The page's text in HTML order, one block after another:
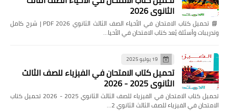
الثانوي 2026
📘 تحميل كتاب الامتحان في الأحياء الصف الثالث الثانوي 2026 PDF | شرح كامل
وتدريبات وأسئلة يُعد كتاب الامتحان في الأحيا…
19 يوليو 2025
تحميل كتاب الامتحان في الفيزياء للصف الثالث
الثانوي 2025 - 2026
تحميل كتاب الامتحان في الفيزياء للصف الثالث الثانوي 2025 - 2026 تحميل كتاب
الامتحان في الفيزياء للصف الثالث الثانوي 2…